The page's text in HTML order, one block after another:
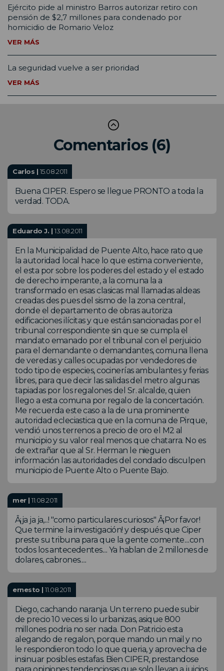
Ejército pide al ministro Barros autorizar retiro con
pensión de $2,7 millones para condenado por
homicidio de Romario Veloz
VER MÁS
La seguridad vuelve a ser prioridad
VER MÁS
Comentarios (6)
Carlos | 15.08.2011
Buena CIPER. Espero se llegue PRONTO a toda la
verdad. TODA.
Eduardo J. |13.08.2011
En la Municipalidad de Puente Alto, hace rato que
la autoridad local hace lo que estima conveniente,
el esta por sobre los poderes del estado y el estado
de derecho imperante, a la comuna la a
transformado en esas clasicas mal llamadas aldeas
creadas des pues del sismo de la zona central,
donde el departamento de obras autoriza
edificaciones ilícitas y que están sancionadas por el
tribunal correspondiente sin que se cumpla el
mandato emanado por el tribunal con el perjuicio
para el demandante o demandantes, comuna llena
de veredas y calles ocupadas por vendedores de
todo tipo de especies, cocinerías ambulantes y ferias
libres, para que decir las salidas del metro algunas
tapiadas por los regalones del Sr. alcalde, quien
llego a esta comuna por regalo de la concertación.
Me recuerda este caso a la de una prominente
autoridad ecleciastica que en la comuna de Pirque,
vendió unos terrenos a precio de oro el M2 al
municipio y su valor real menos que chatarra. No es
de extrañar que al Sr. Herman le nieguen
información las autoridades del condado disculpen
municipio de Puente Alto o Puente Bajo.
mer |11.08.2011
Â¡ja ja ja,...! "como particulares curiosos" Â¡Por favor!
Que termine la investigación! y después que Ciper
preste su tribuna para que la gente comente....con
todos los antecedentes.... Ya hablan de 2 millones de
dolares, cabrones.....
ernesto |11.08.2011
Diego, cachando naranja. Un terreno puede subir
de precio 10 veces si lo urbanizas, asique 800
millones podria no ser nada. Don Patricio esta
alegando de regalon, porque mando un mail y no
le respondieron todo lo que queria, y aprovecha de
insinuar posibles estafas. Bien CIPER, prestandose